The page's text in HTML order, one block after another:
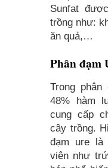
Sunfat
trồng như:
ăn quả,…
Phân đạm
Trong
48% hàm
cung cấp
cây trồng.
đạm ure là
viên như